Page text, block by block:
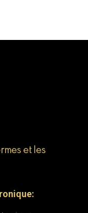
et les